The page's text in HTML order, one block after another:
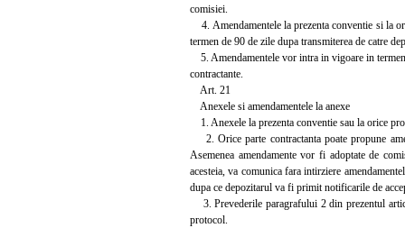
comisiei.
4. Amendamentele la prezenta conventie si la
termen de 90 de zile dupa transmiterea de catre
5. Amendamentele vor intra in vigoare in
contractante.
Art. 21
Anexele si amendamentele la anexe
1. Anexele la prezenta conventie sau la orice
2. Orice parte contractanta poate propune
Asemenea amendamente vor fi adoptate de
acesteia, va comunica fara intirziere
dupa ce depozitarul va fi primit notificarile de
3. Prevederile paragrafului 2 din prezentul
protocol.